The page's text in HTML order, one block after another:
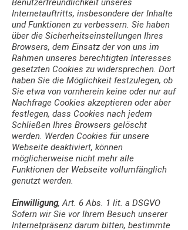
Internetauftritts, insbesondere der Inhalte
und Funktionen zu verbessern. Sie haben
über die Sicherheitseinstellungen Ihres
Browsers, dem Einsatz der von uns im
Rahmen unseres berechtigten Interesses
gesetzten Cookies zu widersprechen. Dort
haben Sie die Möglichkeit festzulegen, ob
Sie etwa von vornherein keine oder nur auf
Nachfrage Cookies akzeptieren oder aber
festlegen, dass Cookies nach jedem
Schließen Ihres Browsers gelöscht
werden. Werden Cookies für unsere
Webseite deaktiviert, können
möglicherweise nicht mehr alle
Funktionen der Webseite vollumfänglich
genutzt werden.
Einwilligung, Art. 6 Abs. 1 lit. a DSGVO
Sofern wir Sie vor Ihrem Besuch unserer
Internetpräsenz darum bitten, bestimmte